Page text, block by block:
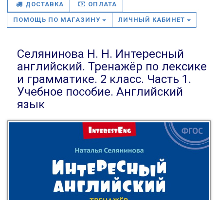
ДОСТАВКА ОПЛАТА
ПОМОЩЬ ПО МАГАЗИНУ ЛИЧНЫЙ КАБИНЕТ
Селянинова Н. Н. Интересный
английский. Тренажёр по лексике
и грамматике. 2 класс. Часть 1.
Учебное пособие. Английский
язык